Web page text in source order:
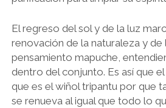
El regreso del sol y de la luz
renovación de la naturaleza y de
pensamiento mapuche,
dentro del conjunto. Es así que
que es el wiñol tripantu por que
se renueva al igual que todo lo